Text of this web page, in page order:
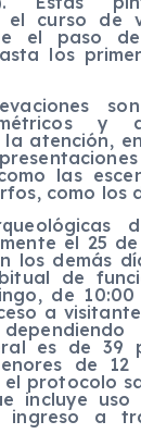
el curso de
el paso
los
y
la atención,
las
como los
el 25
los demás
de
de
a
es de 39
de 12
el protocolo
incluye
ingreso a